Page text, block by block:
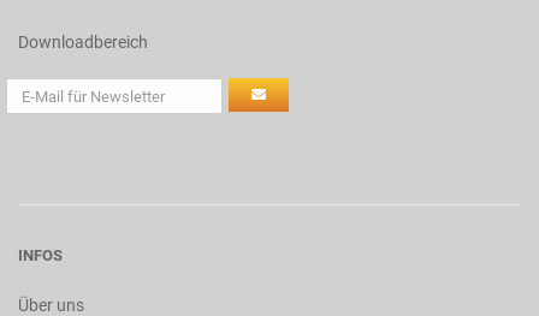
Downloadbereich
INFOS
Über uns